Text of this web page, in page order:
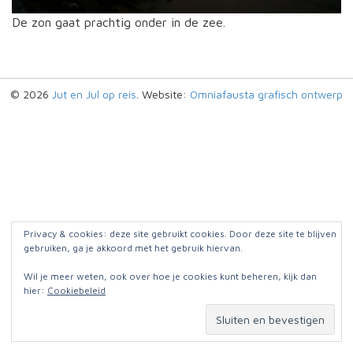
De zon gaat prachtig onder in de zee.
© 2026 Jut en Jul op reis . Website: Omniafausta grafisch ontwerp
Privacy & cookies: deze site gebruikt cookies. Door deze site te blijven
gebruiken, ga je akkoord met het gebruik hiervan.
Wil je meer weten, ook over hoe je cookies kunt beheren, kijk dan
hier: Cookiebeleid